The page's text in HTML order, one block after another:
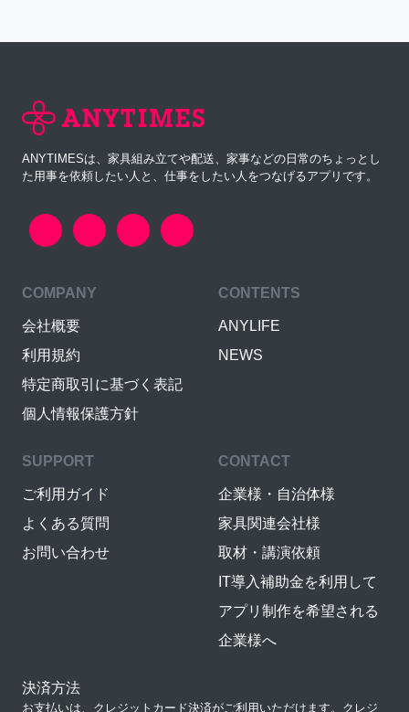
ANYTIMESは、家具組み立てや配送、家事などの日常のちょっとし
た用事を依頼したい人と、仕事をしたい人をつなげるアプリです。
COMPANY
会社概要
利用規約
特定商取引に基づく表記
個人情報保護方針
CONTENTS
ANYLIFE
NEWS
SUPPORT
ご利用ガイド
よくある質問
お問い合わせ
CONTACT
企業様・自治体様
家具関連会社様
取材・講演依頼
IT導入補助金を利用して
アプリ制作を希望される
企業様へ
決済方法
お支払いは、クレジットカード決済がご利用いただけます。クレジ